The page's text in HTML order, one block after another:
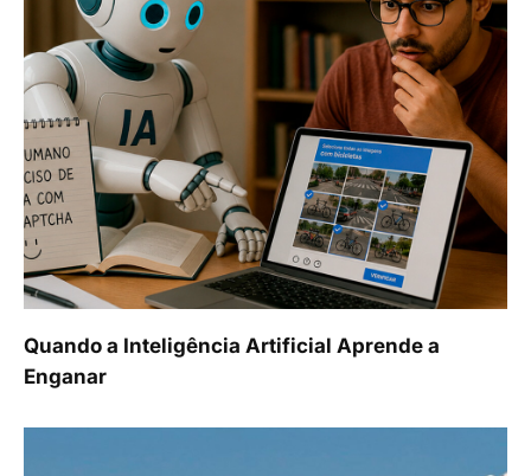
Quando a Inteligência Artificial Aprende a
Enganar